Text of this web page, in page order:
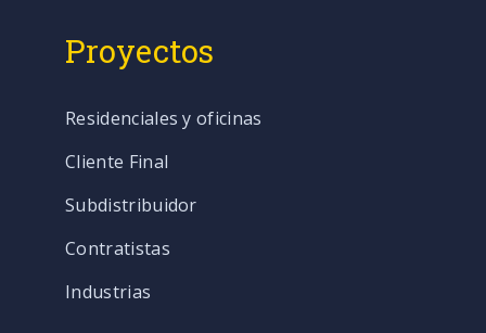
Proyectos
Residenciales y oficinas
Cliente Final
Subdistribuidor
Contratistas
Industrias